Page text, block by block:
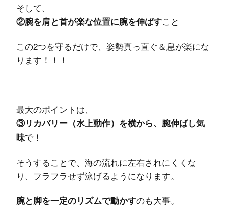
そして、
②腕を肩と首が楽な位置に腕を伸ばすこと
この2つを守るだけで、姿勢真っ直ぐ＆息が楽にな
ります！！！
最大のポイントは、
③リカバリー（水上動作）を横から、腕伸ばし気
味で！
そうすることで、海の流れに左右されにくくな
り、フラフラせず泳げるようになります。
腕と脚を一定のリズムで動かすのも大事。